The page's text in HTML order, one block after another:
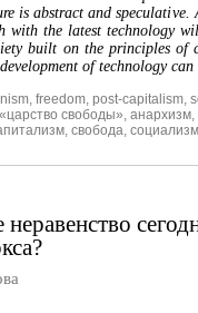
is abstract and
with the latest technology
built on the principles of
of technology
, freedom, post-capitalism,
«царство свободы», анархизм,
, свобода, социализм